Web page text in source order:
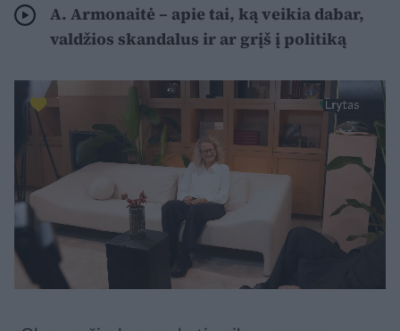
A. Armonaitė – apie tai, ką veikia dabar,
valdžios skandalus ir ar grįš į politiką